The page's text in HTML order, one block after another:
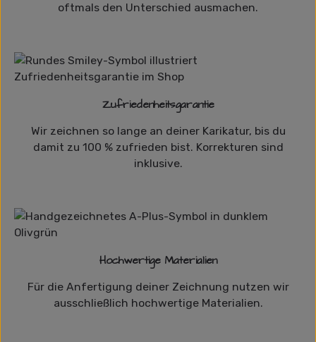
oftmals den Unterschied ausmachen.
Zufriedenheitsgarantie
Wir zeichnen so lange an deiner Karikatur, bis du
damit zu 100 % zufrieden bist. Korrekturen sind
inklusive.
Hochwertige Materialien
Für die Anfertigung deiner Zeichnung nutzen wir
ausschließlich hochwertige Materialien.